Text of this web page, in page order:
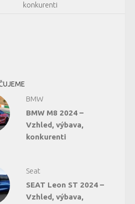
konkurenti
BMW
BMW M8 2024 –
Vzhled, výbava,
konkurenti
Seat
SEAT Leon ST 2024 –
Vzhled, výbava,